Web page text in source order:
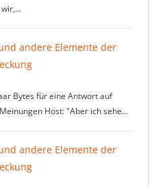
wir,…
andere Elemente der
Bytes für eine Antwort auf
Host: "Aber ich sehe…
andere Elemente der